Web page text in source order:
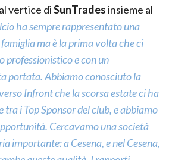
vertice diSunTradesinsieme al
ha sempre rappresentato una
ma è la prima volta che ci
professionistico e con un
portata. Abbiamo conosciuto la
Infront che la scorsa estate ci ha
i Top Sponsor del club, e abbiamo
Cercavamo una società
importante: a Cesena, e nel Cesena,